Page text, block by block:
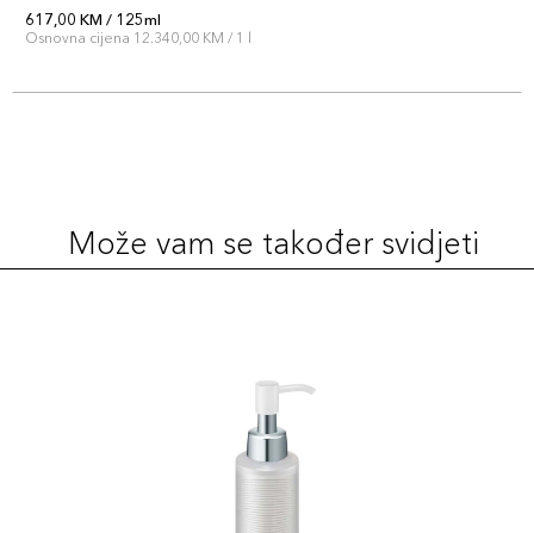
617,00 KM / 125ml
Osnovna cijena 12.340,00 KM / 1 l
Može vam se također svidjeti